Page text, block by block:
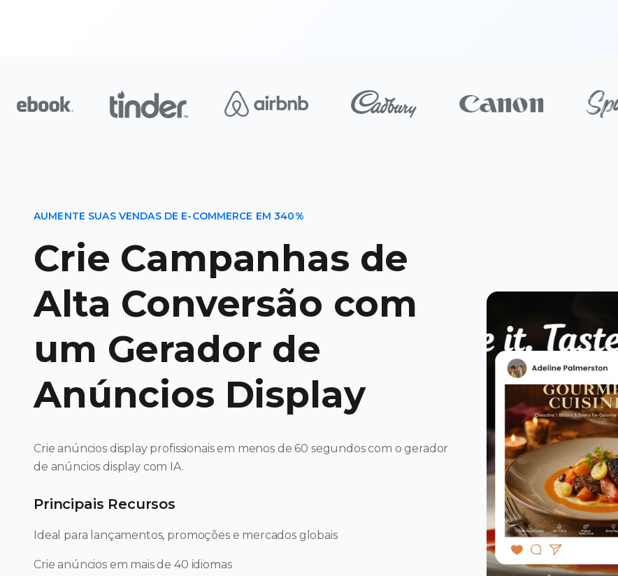
AUMENTE SUAS VENDAS DE E-COMMERCE EM 340%
Crie Campanhas de
Alta Conversão com
um Gerador de
Anúncios Display
Crie anúncios display profissionais em menos de 60 segundos com o gerador
de anúncios display com IA.
Principais Recursos
Ideal para lançamentos, promoções e mercados globais
Crie anúncios em mais de 40 idiomas